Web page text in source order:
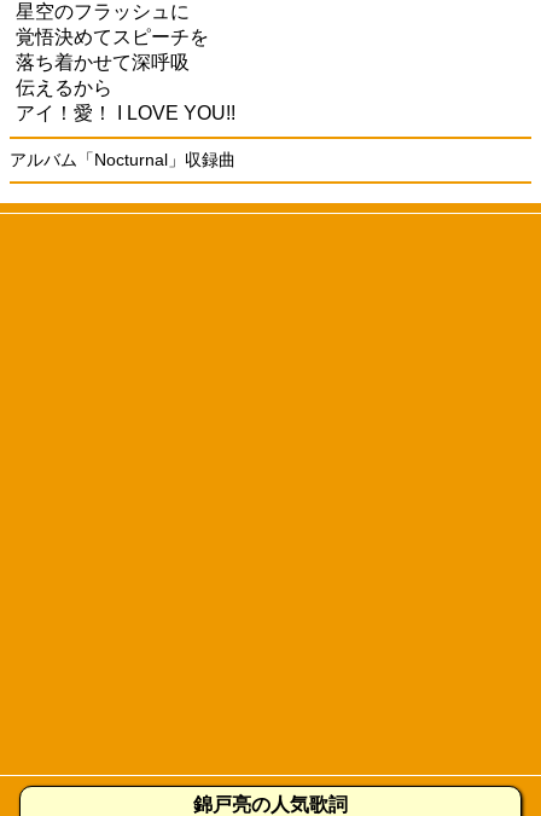
星空のフラッシュに
覚悟決めてスピーチを
落ち着かせて深呼吸
伝えるから
アイ！愛！ I LOVE YOU!!
アルバム「Nocturnal」収録曲
錦戸亮の人気歌詞